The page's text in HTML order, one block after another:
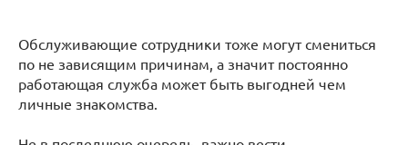
Обслуживающие сотрудники тоже могут смениться
по не зависящим причинам, а значит постоянно
работающая служба может быть выгодней чем
личные знакомства.